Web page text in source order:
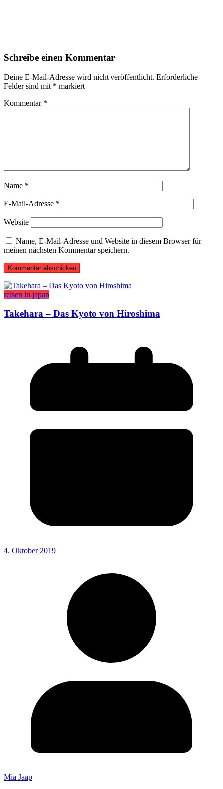
Schreibe einen Kommentar
Deine E-Mail-Adresse wird nicht veröffentlicht. Erforderliche
Felder sind mit * markiert
Kommentar *
Name *
E-Mail-Adresse *
Website
Name, E-Mail-Adresse und Website in diesem Browser für
meinen nächsten Kommentar speichern.
reisen in japan
Takehara – Das Kyoto von Hiroshima
4. Oktober 2019
Mia Jaap